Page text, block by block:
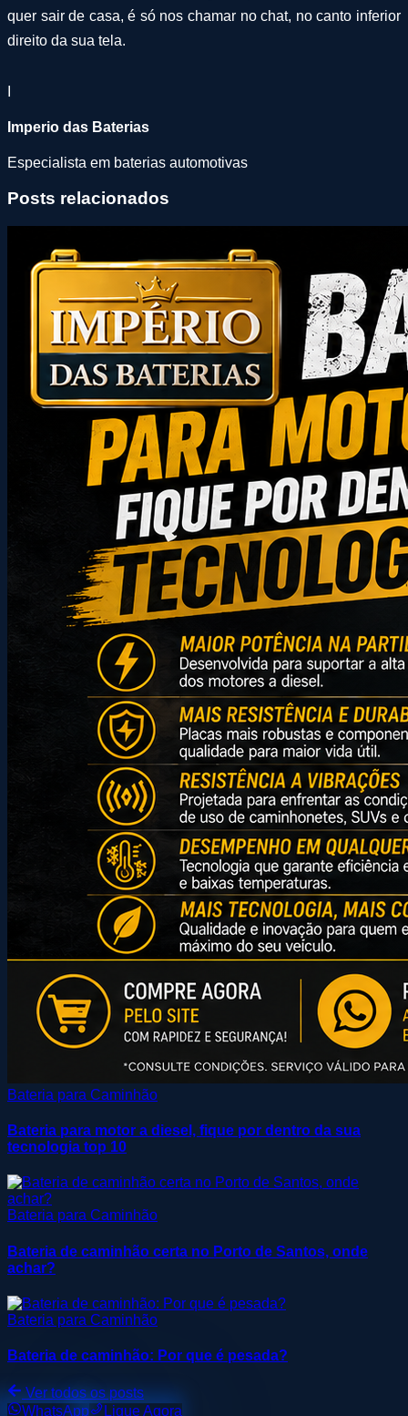
quer sair de casa, é só nos chamar no chat, no canto inferior
direito da sua tela.
Imperio das Baterias
Especialista em baterias automotivas
Posts relacionados
Bateria para Caminhão
Bateria para motor a diesel, fique por dentro da sua
tecnologia top 10
Bateria para Caminhão
Bateria de caminhão certa no Porto de Santos, onde
achar?
Bateria para Caminhão
Bateria de caminhão: Por que é pesada?
Ver todos os posts
WhatsApp
Ligue Agora